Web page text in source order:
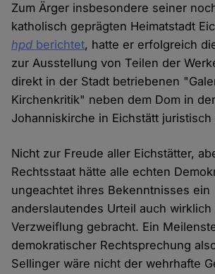
Zum Ärger insbesondere seiner
katholisch geprägten Heimatstadt
hpd berichtet, hatte er erfolgreich
zur Ausstellung von Teilen der
direkt in der Stadt betriebenen
Kirchenkritik" neben dem Dom in
Johanniskirche in Eichstätt juristisch
Nicht zur Freude aller Eichstätter,
Rechtsstaat hätte alle echten
ungeachtet ihres Bekenntnisses ein
anderslautendes Urteil auch
Verzweiflung gebracht. Ein
demokratischer Rechtsprechung
Sellinger wäre nicht der wehrhafte